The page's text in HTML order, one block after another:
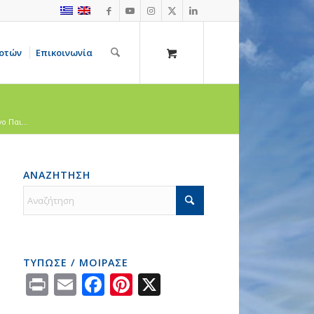
Επικοινωνία
Παι...
ΑΝΑΖΗΤΗΣΗ
ΤΥΠΩΣΕ / ΜΟΙΡΑΣΕ
PrintEmailFacebook
Pinterest